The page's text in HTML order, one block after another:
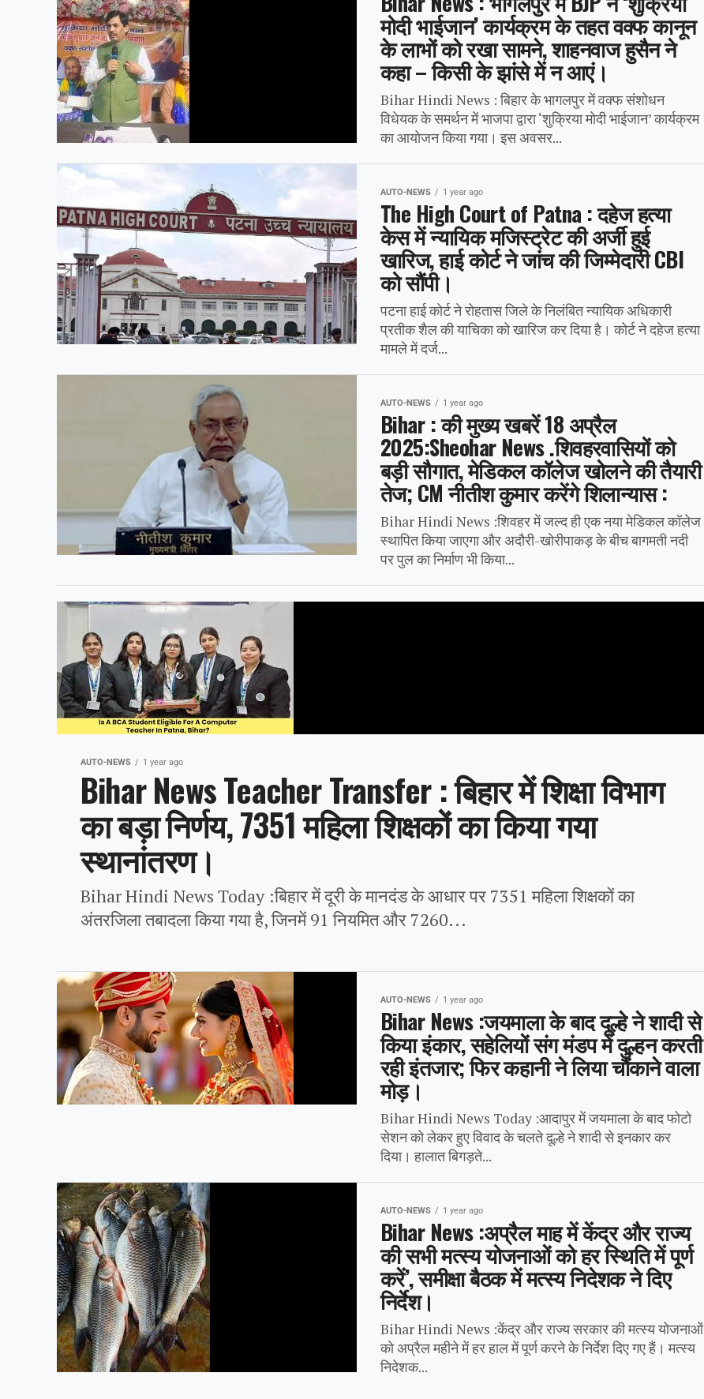
मोदी भाईजान’ कार्यक्रम के तहत वक्फ कानून
के लाभों को रखा सामने, शाहनवाज हुसैन ने
कहा – किसी के झांसे में न आएं।
Bihar Hindi News : बिहार के भागलपुर में वक्फ संशोधन
विधेयक के समर्थन में भाजपा द्वारा ‘शुक्रिया मोदी भाईजान’ कार्यक्रम
का आयोजन किया गया। इस अवसर...
AUTO-NEWS 1 year ago
The High Court of Patna : दहेज हत्या
केस में न्यायिक मजिस्ट्रेट की अर्जी हुई
खारिज, हाई कोर्ट ने जांच की जिम्मेदारी CBI
को सौंपी।
पटना हाई कोर्ट ने रोहतास जिले के निलंबित न्यायिक अधिकारी
प्रतीक शैल की याचिका को खारिज कर दिया है। कोर्ट ने दहेज हत्या
मामले में दर्ज...
AUTO-NEWS 1 year ago
Bihar : की मुख्य खबरें 18 अप्रैल
2025:Sheohar News .शिवहरवासियों को
बड़ी सौगात, मेडिकल कॉलेज खोलने की तैयारी
तेज; CM नीतीश कुमार करेंगे शिलान्यास :
Bihar Hindi News :शिवहर में जल्द ही एक नया मेडिकल कॉलेज
स्थापित किया जाएगा और अदौरी-खोरीपाकड़ के बीच बागमती नदी
पर पुल का निर्माण भी किया...
AUTO-NEWS 1 year ago
Bihar News Teacher Transfer : बिहार में शिक्षा विभाग
का बड़ा निर्णय, 7351 महिला शिक्षकों का किया गया
स्थानांतरण।
Bihar Hindi News Today :बिहार में दूरी के मानदंड के आधार पर 7351 महिला शिक्षकों का
अंतरजिला तबादला किया गया है, जिनमें 91 नियमित और 7260...
AUTO-NEWS 1 year ago
Bihar News :जयमाला के बाद दूल्हे ने शादी से
किया इंकार, सहेलियों संग मंडप में दुल्हन करती
रही इंतजार; फिर कहानी ने लिया चौंकाने वाला
मोड़।
Bihar Hindi News Today :आदापुर में जयमाला के बाद फोटो
सेशन को लेकर हुए विवाद के चलते दूल्हे ने शादी से इनकार कर
दिया। हालात बिगड़ते...
AUTO-NEWS 1 year ago
Bihar News :अप्रैल माह में केंद्र और राज्य
की सभी मत्स्य योजनाओं को हर स्थिति में पूर्ण
करें’, समीक्षा बैठक में मत्स्य निदेशक ने दिए
निर्देश।
Bihar Hindi News :केंद्र और राज्य सरकार की मत्स्य योजनाओं
को अप्रैल महीने में हर हाल में पूर्ण करने के निर्देश दिए गए हैं। मत्स्य
निदेशक...